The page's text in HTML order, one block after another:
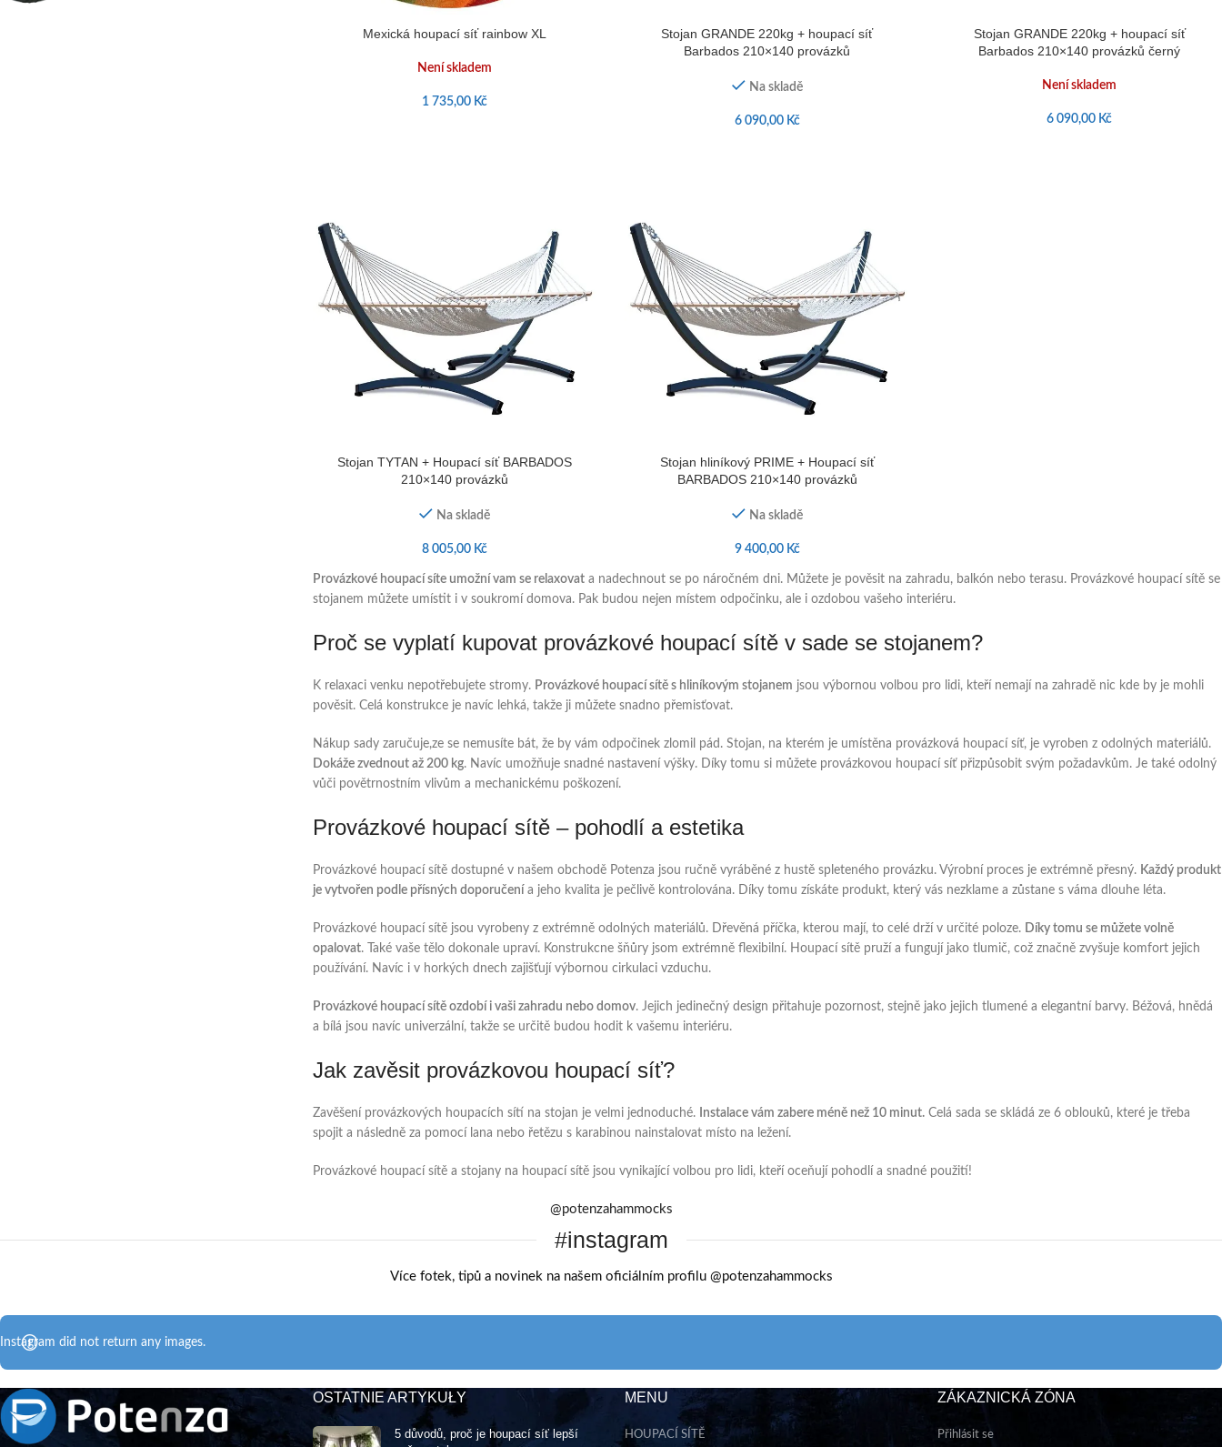
Mexická houpací síť rainbow XL
Není skladem
1 735,00 Kč
Stojan GRANDE 220kg + houpací síť
Barbados 210×140 provázků
Na skladě
6 090,00 Kč
Stojan GRANDE 220kg + houpací síť
Barbados 210×140 provázků černý
Není skladem
6 090,00 Kč
Stojan TYTAN + Houpací síť BARBADOS
210×140 provázků
Na skladě
8 005,00 Kč
Stojan hliníkový PRIME + Houpací síť
BARBADOS 210×140 provázků
Na skladě
9 400,00 Kč
Provázkové houpací síte umožní vam se relaxovata nadechnout se po náročném dni. Můžete je pověsit na zahradu, balkón nebo terasu. Provázkové houpací sítě se
stojanem můžete umístit i v soukromí domova. Pak budou nejen místem odpočinku, ale i ozdobou vašeho interiéru.
Proč se vyplatí kupovat provázkové houpací sítě v sade se stojanem?
K relaxaci venku nepotřebujete stromy. Provázkové houpací sítě s hliníkovým stojanem jsou výbornou volbou pro lidi, kteří nemají na zahradě nic kde by je mohli
pověsit. Celá konstrukce je navíc lehká, takže ji můžete snadno přemisťovat.
Nákup sady zaručuje,ze se nemusíte bát, že by vám odpočinek zlomil pád. Stojan, na kterém je umístěna provázková houpací síť, je vyroben z odolných materiálů.
Dokáže zvednout až 200 kg. Navíc umožňuje snadné nastavení výšky. Díky tomu si můžete provázkovou houpací síť přizpůsobit svým požadavkům. Je také odolný
vůči povětrnostním vlivům a mechanickému poškození.
Provázkové houpací sítě – pohodlí a estetika
Provázkové houpací sítě dostupné v našem obchodě Potenza jsou ručně vyráběné z hustě spleteného provázku. Výrobní proces je extrémně přesný. Každý produkt
je vytvořen podle přísných doporučenía jeho kvalita je pečlivě kontrolována. Díky tomu získáte produkt, který vás nezklame a zůstane s váma dlouhe léta.
Provázkové houpací sítě jsou vyrobeny z extrémně odolných materiálů. Dřevěná příčka, kterou mají, to celé drží v určité poloze. Díky tomu se můžete volně
opalovat. Také vaše tělo dokonale upraví. Konstrukcne šňůry jsom extrémně flexibilní. Houpací sítě pruží a fungují jako tlumič, což značně zvyšuje komfort jejich
používání. Navíc i v horkých dnech zajišťují výbornou cirkulaci vzduchu.
Provázkové houpací sítě ozdobí i vaši zahradu nebo domov. Jejich jedinečný design přitahuje pozornost, stejně jako jejich tlumené a elegantní barvy. Béžová, hnědá
a bílá jsou navíc univerzální, takže se určitě budou hodit k vašemu interiéru.
Jak zavěsit provázkovou houpací síť?
Zavěšení provázkových houpacích sítí na stojan je velmi jednoduché. Instalace vám zabere méně než 10 minut.Celá sada se skládá ze 6 oblouků, které je třeba
spojit a následně za pomocí lana nebo řetězu s karabinou nainstalovat místo na ležení.
Provázkové houpací sítě a stojany na houpací sítě jsou vynikající volbou pro lidi, kteří oceňují pohodlí a snadné použití!
@potenzahammocks
#instagram
Více fotek, tipů a novinek na našem oficiálním profilu @potenzahammocks
Instagram did not return any images.
OSTATNIE ARTYKUŁY
5 důvodů, proč je houpací síť lepší
MENU
HOUPACÍ SÍTĚ
ZÁKAZNICKÁ ZÓNA
Přihlásit se